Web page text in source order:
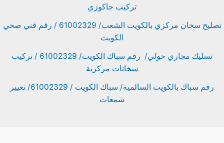
تركيب جاكوزي
تصليح سخان مركزي بالكويت الشعب/ 61002329 / رقم فني صحي
الكويت
تسليك مجاري حولي/ رقم سباك الكويت/ 61002329 / تركيب
سخانات مركزية
رقم سباك بالكويت السالمية/ سباك الكويت / 61002329/ تغيير
شمعات